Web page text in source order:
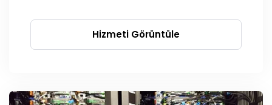
Hizmeti Görüntüle